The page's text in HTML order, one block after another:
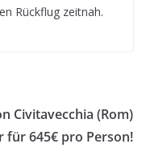
Rückflug zeitnah.
Civitavecchia (Rom)
für 645€ pro Person!